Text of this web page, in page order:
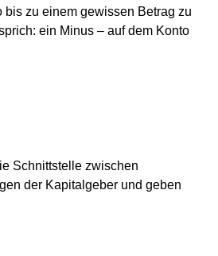
zu einem gewissen Betrag zu
ein Minus – auf dem Konto
Schnittstelle zwischen
der Kapitalgeber und geben